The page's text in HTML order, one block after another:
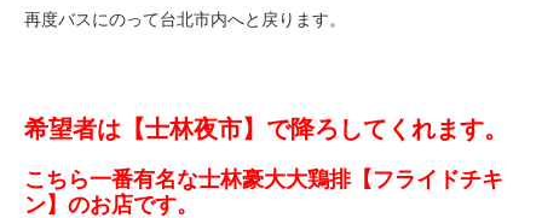
再度バスにのって台北市内へと戻ります。
希望者は【士林夜市】で降ろしてくれます。
こちら一番有名な士林豪大大鶏排【フライドチキ
ン】のお店です。